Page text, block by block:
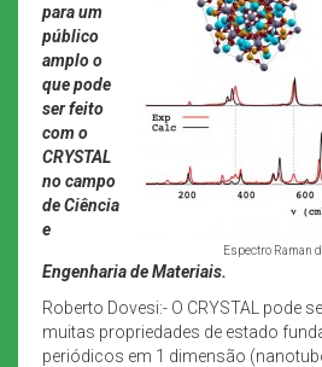
Espectro Raman
para um
público
amplo o
que pode
ser feito
com o
CRYSTAL
no campo
de Ciência
e
Engenharia de Materiais.
Roberto Dovesi:- O CRYSTAL pode
muitas propriedades de estado
periódicos em 1 dimensão